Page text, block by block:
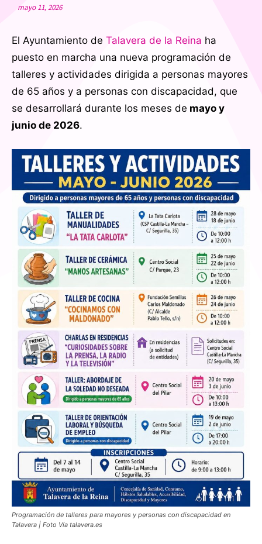
mayo 11, 2026
El Ayuntamiento de Talavera de la Reina ha
puesto en marcha una nueva programación de
talleres y actividades dirigida a personas mayores
de 65 años y a personas con discapacidad, que
se desarrollará durante los meses de mayo y
junio de 2026.
Programación de talleres para mayores y personas con discapacidad en
Talavera | Foto Vía talavera.es